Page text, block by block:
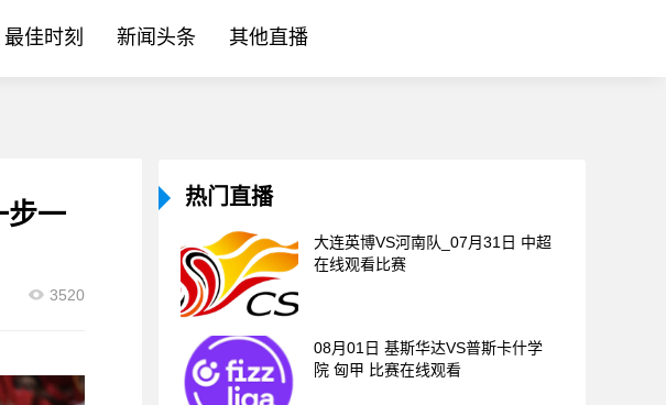
最佳时刻 新闻头条 其他直播
步一
3520
热门直播
大连英博VS河南队_07月31日 中超
在线观看比赛
08月01日 基斯华达VS普斯卡什学
院 匈甲 比赛在线观看